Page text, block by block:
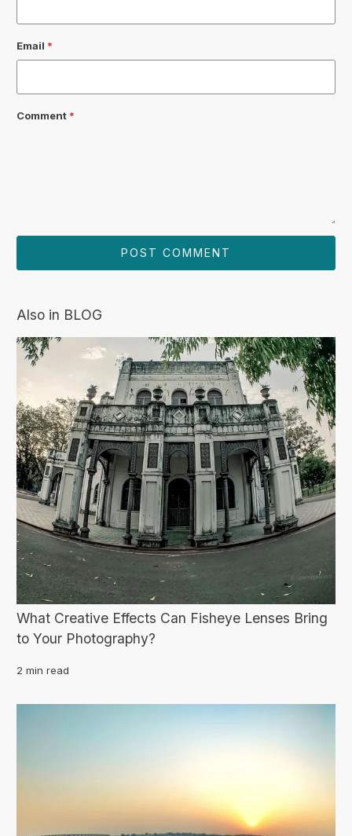
Email *
Comment *
Also in BLOG
What Creative Effects Can Fisheye Lenses Bring
to Your Photography?
2 min read